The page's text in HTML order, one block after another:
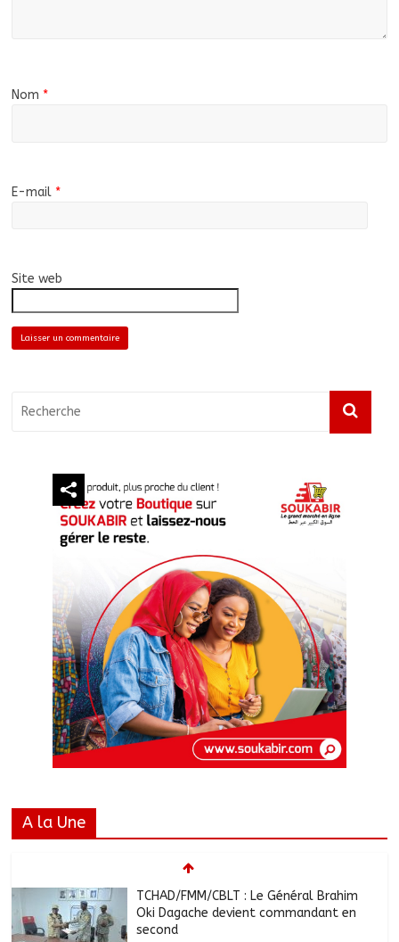
Nom *
E-mail *
Site web
A la Une
TCHAD/FMM/CBLT : Le Général Brahim
Oki Dagache devient commandant en
second